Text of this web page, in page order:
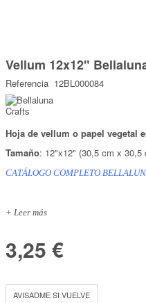
Top Ventas
Temática
Iniciar sesión/Regístrate
Somos Kimidori
comienzo
de
la
galería
de
imágenes
Vellum 12x12"
Referencia 12BL000084
Hoja de vellum o papel vegetal
Tamaño: 12"x12" (30,5 cm x 30,5
CATÁLOGO COMPLETO
+ Leer más
3,25 €
AVISADME SI VUELVE